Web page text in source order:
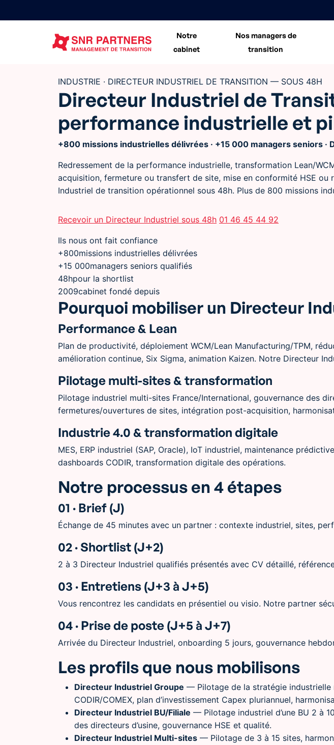
Notre
cabinet
Nos managers de
transition
INDUSTRIE · DIRECTEUR INDUSTRIEL DE TRANSITION — SOUS 48H
Directeur Industriel de
performance industrielle et
+800 missions industrielles délivrées · +15 000 managers seniors ·
Redressement de la performance industrielle, transformation Lean/
acquisition, fermeture ou transfert de site, mise en conformité HSE ou
Industriel de transition opérationnel sous 48h. Plus de 800 missions
Recevoir un Directeur Industriel sous 48h 01 46 45 44 92
Ils nous ont fait confiance
+800missions industrielles délivrées
+15 000managers seniors qualifiés
48hpour la shortlist
2009cabinet fondé depuis
Pourquoi mobiliser un Directeur
Performance & Lean
Plan de productivité, déploiement WCM/Lean Manufacturing/TPM,
amélioration continue, Six Sigma, animation Kaizen. Notre Directeur
Pilotage multi-sites & transformation
Pilotage industriel multi-sites France/International, gouvernance des
fermetures/ouvertures de sites, intégration post-acquisition,
Industrie 4.0 & transformation digitale
MES, ERP industriel (SAP, Oracle), IoT industriel, maintenance
dashboards CODIR, transformation digitale des opérations.
Notre processus en 4 étapes
01 · Brief (J)
Échange de 45 minutes avec un partner : contexte industriel, sites,
02 · Shortlist (J+2)
2 à 3 Directeur Industriel qualifiés présentés avec CV détaillé,
03 · Entretiens (J+3 à J+5)
Vous rencontrez les candidats en présentiel ou visio. Notre partner
04 · Prise de poste (J+5 à J+7)
Arrivée du Directeur Industriel, onboarding 5 jours, gouvernance
Les profils que nous mobilisons
Directeur Industriel Groupe — Pilotage de la stratégie industrielle
CODIR/COMEX, plan d’investissement Capex pluriannuel,
Directeur Industriel BU/Filiale — Pilotage industriel d’une BU 2 à
des directeurs d’usine, gouvernance HSE et qualité.
Directeur Industriel Multi-sites — Pilotage de 3 à 15 sites,